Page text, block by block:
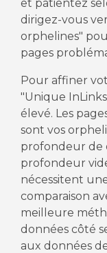
et patientez
dirigez-vous
orphelines"
pages
Pour affiner
"Unique
élevé. Les
sont vos
profondeur de
profondeur
nécessitent
comparaison
meilleure
données côté
aux données